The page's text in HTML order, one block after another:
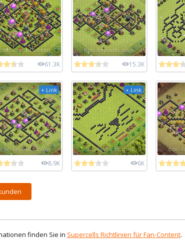
61.3K 15.3K
+ Link
8.9K
+ Link
6K
finden Sie in Supercells Richtlinien für Fan-Content.